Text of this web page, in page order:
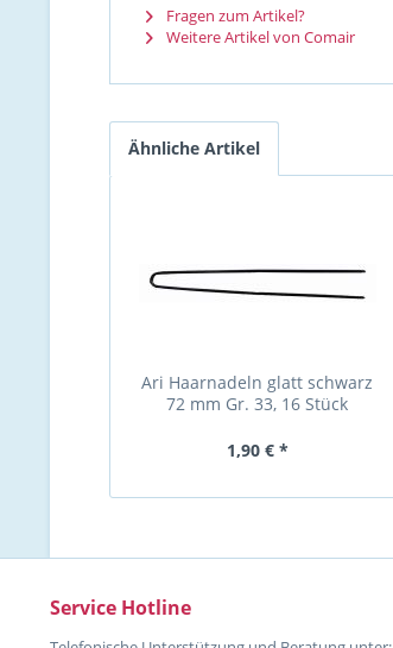
Fragen zum Artikel?
Weitere Artikel von Comair
Ähnliche Artikel
Ari Haarnadeln glatt schwarz
72 mm Gr. 33, 16 Stück
1,90 € *
Service Hotline